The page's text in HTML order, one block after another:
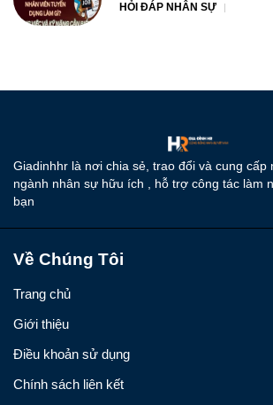
HỎI ĐÁP NHÂN SỰ
Giadinhhr là nơi chia sẻ, trao đổi và cung cấp
ngành nhân sự hữu ích , hỗ trợ công tác làm
bạn
Về Chúng Tôi
Trang chủ
Giới thiệu
Điều khoản sử dụng
Chính sách liên kết